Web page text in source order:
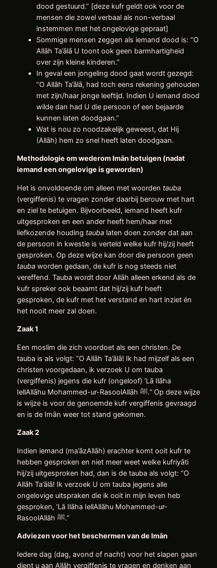
dood gestuurd.” [deze kufr geldt ook voor de
mensen die zowel verbaal als non-verbaal
instemmen met het ongelovige gepraat]
Sommige mensen zeggen als iemand dood is: “O
Allāh Ta’ālā U toont ook geen barmhartigheid
over zijn kleine kinderen.”
In geval een jongeling dood gaat wordt gezegd:
“O Allāh Ta’ālā, had toch eens rekening gehouden
met zijn/haar jonge leeftijd. Indien U iemand dood
wilde dan had U die persoon of een bejaarde
kunnen laten doodgaan.”
Wat is nou zo noodzakelijk geweest, dat Hij
(Allāh) hem zo snel heeft laten doodgaan.
Methodologie om wederom Imān betuigen (nadat
iemand een ongelovige is geworden)
Het is onvoldoende om alleen met woorden tauba
(vergiffenis) te vragen zonder daarbij berouw met hart
en ziel te betuigen. Bijvoorbeeld, iemand heeft kufr
uitgesproken en een ander heeft hem/haar met
liefkozende houding taubalaten doen zonder dat aan
de persoon in kwestie is verteld welke kufr hij/zij heeft
gesproken. Op deze wijze kan door die persoon geen
taubaworden gedaan, de kufr is nog steeds niet
vereffend. Tauba wordt door Allāh alleen erkend als de
kufr spreker ook beaamt dat hij/zij kufr heeft
gesproken, de kufr met het verstand en hart inziet én
het nooit meer zal doen.
Zaak 1
Een moslim die zich voordoet als een christen. De
tauba is als volgt: “O Allāh Ta’ālā! Ik had mijzelf als een
christen voorgedaan, ik verzoek U om tauba
(vergiffenis) jegens die kufr (ongeloof) ‘Lā Ilāha
IellAllāhu Mohammed-ur-RasoolAllāh ﷺ.” Op deze wijze
is wijze is voor de genoemde kufr vergiffenis gevraagd
en is de Imān weer tot stand gekomen.
Zaak 2
Indien iemand (ma’āzAllāh) erachter komt ooit kufr te
hebben gesproken en niet meer weet welke kufriyāti
hij/zij uitgesproken had, dan is de tauba als volgt: “O
Allāh Ta’ālā! Ik verzoek U om tauba jegens alle
ongelovige uitspraken die ik ooit in mijn leven heb
gesproken, ‘Lā Ilāha IellAllāhu Mohammed-ur-
RasoolAllāh ﷺ.”
Adviezen voor het beschermen van de Imān
Iedere dag (dag, avond of nacht) voor het slapen gaan
dient u aan Allāh vergiffenis te vragen en denken aan